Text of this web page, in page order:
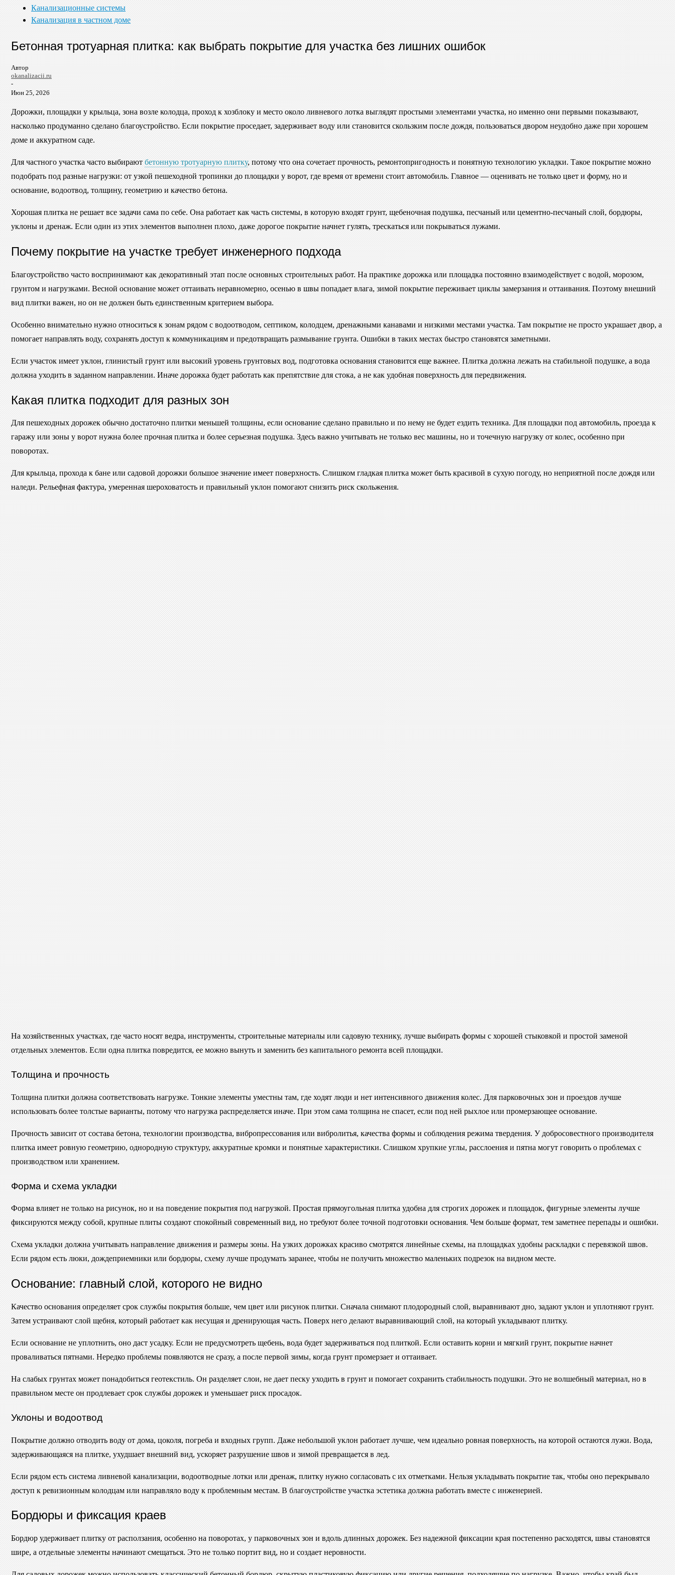
Канализационные системы
Канализация в частном доме
Бетонная тротуарная плитка: как выбрать покрытие для участка без лишних ошибок
Автор
okanalizacii.ru
-
Июн 25, 2026
Дорожки, площадки у крыльца, зона возле колодца, проход к хозблоку и место около ливневого лотка выглядят простыми элементами участка, но именно они первыми показывают,
насколько продуманно сделано благоустройство. Если покрытие проседает, задерживает воду или становится скользким после дождя, пользоваться двором неудобно даже при хорошем
доме и аккуратном саде.
Для частного участка часто выбирают бетонную тротуарную плитку, потому что она сочетает прочность, ремонтопригодность и понятную технологию укладки. Такое покрытие можно
подобрать под разные нагрузки: от узкой пешеходной тропинки до площадки у ворот, где время от времени стоит автомобиль. Главное — оценивать не только цвет и форму, но и
основание, водоотвод, толщину, геометрию и качество бетона.
Хорошая плитка не решает все задачи сама по себе. Она работает как часть системы, в которую входят грунт, щебеночная подушка, песчаный или цементно-песчаный слой, бордюры,
уклоны и дренаж. Если один из этих элементов выполнен плохо, даже дорогое покрытие начнет гулять, трескаться или покрываться лужами.
Почему покрытие на участке требует инженерного подхода
Благоустройство часто воспринимают как декоративный этап после основных строительных работ. На практике дорожка или площадка постоянно взаимодействует с водой, морозом,
грунтом и нагрузками. Весной основание может оттаивать неравномерно, осенью в швы попадает влага, зимой покрытие переживает циклы замерзания и оттаивания. Поэтому внешний
вид плитки важен, но он не должен быть единственным критерием выбора.
Особенно внимательно нужно относиться к зонам рядом с водоотводом, септиком, колодцем, дренажными канавами и низкими местами участка. Там покрытие не просто украшает двор, а
помогает направлять воду, сохранять доступ к коммуникациям и предотвращать размывание грунта. Ошибки в таких местах быстро становятся заметными.
Если участок имеет уклон, глинистый грунт или высокий уровень грунтовых вод, подготовка основания становится еще важнее. Плитка должна лежать на стабильной подушке, а вода
должна уходить в заданном направлении. Иначе дорожка будет работать как препятствие для стока, а не как удобная поверхность для передвижения.
Какая плитка подходит для разных зон
Для пешеходных дорожек обычно достаточно плитки меньшей толщины, если основание сделано правильно и по нему не будет ездить техника. Для площадки под автомобиль, проезда к
гаражу или зоны у ворот нужна более прочная плитка и более серьезная подушка. Здесь важно учитывать не только вес машины, но и точечную нагрузку от колес, особенно при
поворотах.
Для крыльца, прохода к бане или садовой дорожки большое значение имеет поверхность. Слишком гладкая плитка может быть красивой в сухую погоду, но неприятной после дождя или
наледи. Рельефная фактура, умеренная шероховатость и правильный уклон помогают снизить риск скольжения.
На хозяйственных участках, где часто носят ведра, инструменты, строительные материалы или садовую технику, лучше выбирать формы с хорошей стыковкой и простой заменой
отдельных элементов. Если одна плитка повредится, ее можно вынуть и заменить без капитального ремонта всей площадки.
Толщина и прочность
Толщина плитки должна соответствовать нагрузке. Тонкие элементы уместны там, где ходят люди и нет интенсивного движения колес. Для парковочных зон и проездов лучше
использовать более толстые варианты, потому что нагрузка распределяется иначе. При этом сама толщина не спасет, если под ней рыхлое или промерзающее основание.
Прочность зависит от состава бетона, технологии производства, вибропрессования или вибролитья, качества формы и соблюдения режима твердения. У добросовестного производителя
плитка имеет ровную геометрию, однородную структуру, аккуратные кромки и понятные характеристики. Слишком хрупкие углы, расслоения и пятна могут говорить о проблемах с
производством или хранением.
Форма и схема укладки
Форма влияет не только на рисунок, но и на поведение покрытия под нагрузкой. Простая прямоугольная плитка удобна для строгих дорожек и площадок, фигурные элементы лучше
фиксируются между собой, крупные плиты создают спокойный современный вид, но требуют более точной подготовки основания. Чем больше формат, тем заметнее перепады и ошибки.
Схема укладки должна учитывать направление движения и размеры зоны. На узких дорожках красиво смотрятся линейные схемы, на площадках удобны раскладки с перевязкой швов.
Если рядом есть люки, дождеприемники или бордюры, схему лучше продумать заранее, чтобы не получить множество маленьких подрезок на видном месте.
Основание: главный слой, которого не видно
Качество основания определяет срок службы покрытия больше, чем цвет или рисунок плитки. Сначала снимают плодородный слой, выравнивают дно, задают уклон и уплотняют грунт.
Затем устраивают слой щебня, который работает как несущая и дренирующая часть. Поверх него делают выравнивающий слой, на который укладывают плитку.
Если основание не уплотнить, оно даст усадку. Если не предусмотреть щебень, вода будет задерживаться под плиткой. Если оставить корни и мягкий грунт, покрытие начнет
проваливаться пятнами. Нередко проблемы появляются не сразу, а после первой зимы, когда грунт промерзает и оттаивает.
На слабых грунтах может понадобиться геотекстиль. Он разделяет слои, не дает песку уходить в грунт и помогает сохранить стабильность подушки. Это не волшебный материал, но в
правильном месте он продлевает срок службы дорожек и уменьшает риск просадок.
Уклоны и водоотвод
Покрытие должно отводить воду от дома, цоколя, погреба и входных групп. Даже небольшой уклон работает лучше, чем идеально ровная поверхность, на которой остаются лужи. Вода,
задерживающаяся на плитке, ухудшает внешний вид, ускоряет разрушение швов и зимой превращается в лед.
Если рядом есть система ливневой канализации, водоотводные лотки или дренаж, плитку нужно согласовать с их отметками. Нельзя укладывать покрытие так, чтобы оно перекрывало
доступ к ревизионным колодцам или направляло воду к проблемным местам. В благоустройстве участка эстетика должна работать вместе с инженерией.
Бордюры и фиксация краев
Бордюр удерживает плитку от расползания, особенно на поворотах, у парковочных зон и вдоль длинных дорожек. Без надежной фиксации края постепенно расходятся, швы становятся
шире, а отдельные элементы начинают смещаться. Это не только портит вид, но и создает неровности.